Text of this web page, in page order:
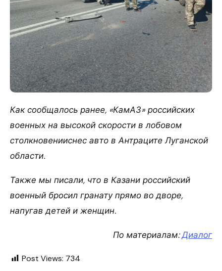
Как сообщалось ранее, «КамАЗ» российских
военных на высокой скорости в лобовом
столкновенииснес авто в Антраците Луганской
области.
Также мы писали, что в Казани российский
военный бросил гранату прямо во дворе,
напугав детей и женщин.
По материалам:Диалог
Post Views: 734